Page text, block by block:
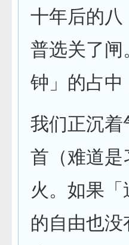
十年后的八
普选关了闸
钟」的占中
我们正沉着
首（难道是
火。如果
的自由也